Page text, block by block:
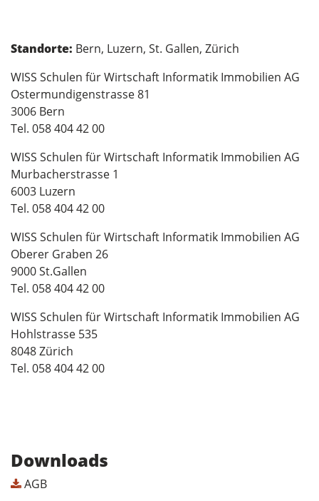
Standorte: Bern, Luzern, St. Gallen, Zürich
WISS Schulen für Wirtschaft Informatik Immobilien AG
Ostermundigenstrasse 81
3006 Bern
Tel. 058 404 42 00
WISS Schulen für Wirtschaft Informatik Immobilien AG
Murbacherstrasse 1
6003 Luzern
Tel. 058 404 42 00
WISS Schulen für Wirtschaft Informatik Immobilien AG
Oberer Graben 26
9000 St.Gallen
Tel. 058 404 42 00
WISS Schulen für Wirtschaft Informatik Immobilien AG
Hohlstrasse 535
8048 Zürich
Tel. 058 404 42 00
Downloads
AGB